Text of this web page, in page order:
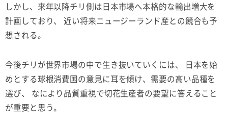
しかし、来年以降チリ側は日本市場へ本格的な輸出増大を
計画しており、 近い将来ニュージーランド産との競合も予
想される。
今後チリが世界市場の中で生き抜いていくには、 日本を始
めとする球根消費国の意見に耳を傾け、需要の高い品種を
選び、 なにより品質重視で切花生産者の要望に答えること
が重要と思う。